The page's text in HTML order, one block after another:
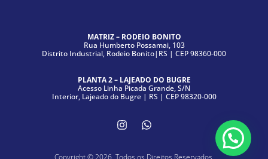
MATRIZ – RODEIO BONITO
Rua Humberto Possamai, 103
Distrito Industrial, Rodeio Bonito|RS | CEP 98360-000
PLANTA 2 – LAJEADO DO BUGRE
Acesso Linha Picada Grande, S/N
Interior, Lajeado do Bugre | RS | CEP 98320-000